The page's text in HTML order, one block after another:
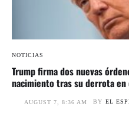
NOTICIAS
Trump firma dos nuevas
nacimiento tras su derrota en
AUGUST 7, 8:36 AM BY EL